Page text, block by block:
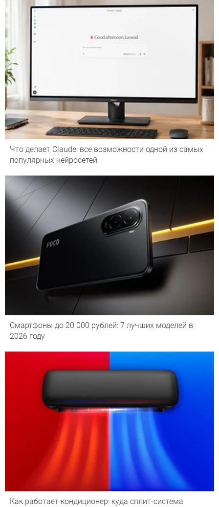
Что делает Сlaude: все возможности одной из самых
популярных нейросетей
Смартфоны до 20 000 рублей: 7 лучших моделей в
2026 году
Как работает кондиционер: куда сплит-система